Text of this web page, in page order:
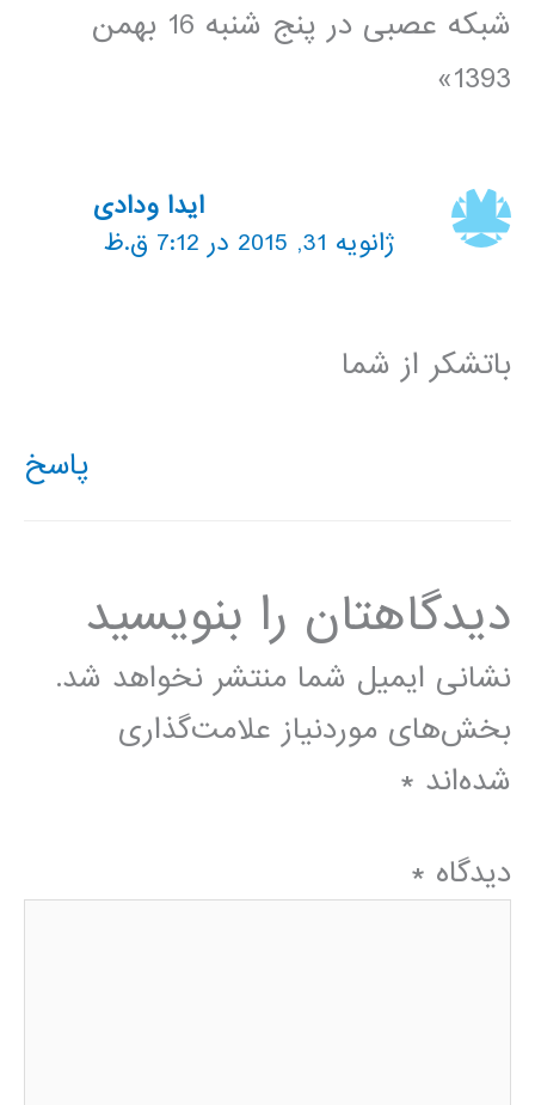
شبکه عصبی در پنج شنبه 16 بهمن
1393»
ایدا ودادی
ژانویه 31, 2015 در 7:12 ق.ظ
باتشکر از شما
پاسخ
دیدگاهتان را بنویسید
نشانی ایمیل شما منتشر نخواهد شد.
بخش‌های موردنیاز علامت‌گذاری
شده‌اند *
دیدگاه *